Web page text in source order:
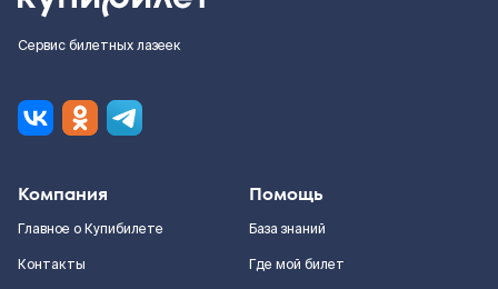
Сервис билетных лазеек
Компания
Главное о Купибилете
Контакты
Помощь
База знаний
Где мой билет